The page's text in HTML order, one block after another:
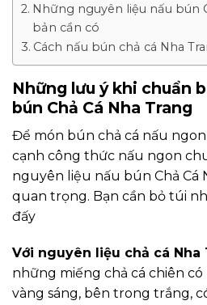
Những nguyên liệu nấu bún
bản cần có
Cách nấu bún chả cá Nha
Những lưu ý khi chuẩn
bún Chả Cá Nha Trang
Để món bún chả cá nấu
cạnh công thức nấu ngon
nguyên liệu nấu bún Chả Cá
quan trọng. Bạn cần bỏ túi
đấy
Với nguyên liệu chả cá Nha
những miếng chả cá chiên có
vàng sáng, bên trong trắng,